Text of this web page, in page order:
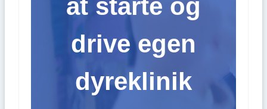
at starte og
drive egen
dyreklinik